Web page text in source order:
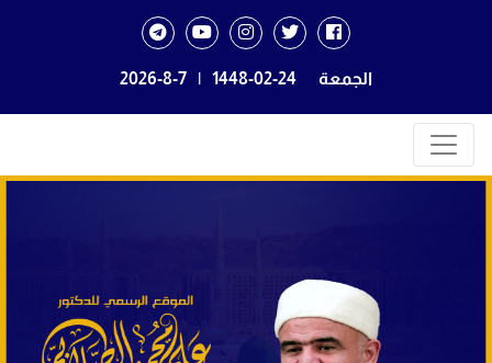
الجمعة 1448-02-24
|
2026-8-7